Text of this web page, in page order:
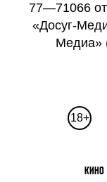
77—71066
«Досуг-
Медиа»
18+
КИНО